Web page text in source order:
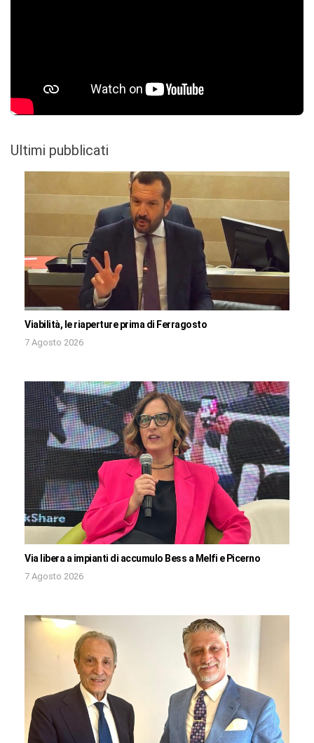
Ultimi pubblicati
Viabilità, le riaperture prima di Ferragosto
7 Agosto 2026
Via libera a impianti di accumulo Bess a Melfi e Picerno
7 Agosto 2026